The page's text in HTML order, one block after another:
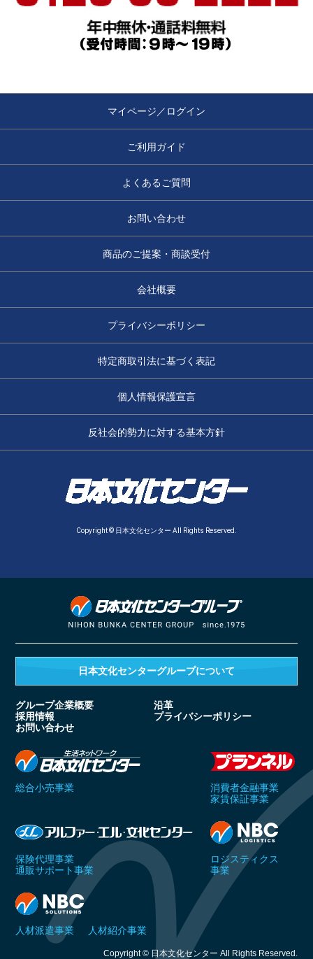
マイページ／ログイン
ご利用ガイド
よくあるご質問
お問い合わせ
商品のご提案・商談受付
会社概要
プライバシーポリシー
特定商取引法に基づく表記
個人情報保護宣言
反社会的勢力に対する基本方針
Copyright © 日本文化センター All Rights Reserved.
日本文化センターグループについて
グループ企業概要
沿革
採用情報
プライバシーポリシー
お問い合わせ
総合小売事業
消費者金融事業
家賃保証事業
保険代理事業
通販サポート事業
ロジスティクス
事業
人材派遣事業 人材紹介事業
Copyright © 日本文化センター All Rights Reserved.